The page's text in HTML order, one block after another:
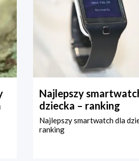
Najlepszy
dziecka – ranking
Najlepszy smartwatch dla
ranking